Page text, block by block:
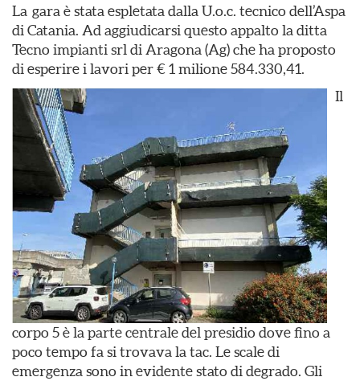
La gara è stata espletata dalla U.o.c. tecnico dell’Aspa
di Catania. Ad aggiudicarsi questo appalto la ditta
Tecno impianti srl di Aragona (Ag) che ha proposto
di esperire i lavori per € 1 milione 584.330,41.
Il
corpo 5 è la parte centrale del presidio dove fino a
poco tempo fa si trovava la tac. Le scale di
emergenza sono in evidente stato di degrado. Gli